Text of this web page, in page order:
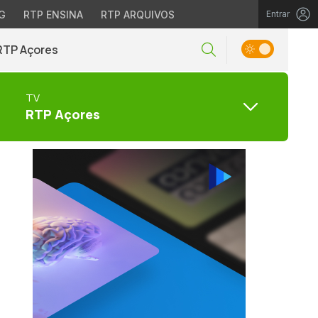
RTP ENSINA RTP ARQUIVOS Entrar
Açores
TV
RTP Açores